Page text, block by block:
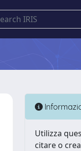
Utilizza
citare o